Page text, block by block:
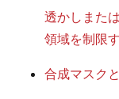
透かしまた
領域を制限
合成マスク